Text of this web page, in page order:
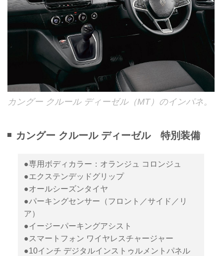
カングー クルール ディーゼル（MT）のインパネ。
カングー クルール ディーゼル 特別装備
●専用ボディカラー：オランジュ コロンジュ
●エクステンデッドグリップ
●オールシーズンタイヤ
●パーキングセンサー（フロント／サイド／リ
ア）
●イージーパーキングアシスト
●スマートフォン ワイヤレスチャージャー
●10インチ デジタルインストゥルメントパネル